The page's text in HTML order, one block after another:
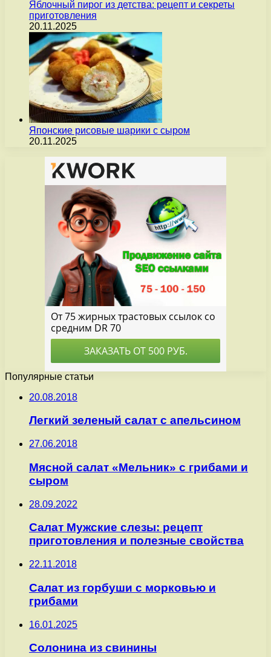
Яблочный пирог из детства: рецепт и секреты
приготовления
20.11.2025
Японские рисовые шарики с сыром
20.11.2025
Популярные статьи
20.08.2018
Легкий зеленый салат с апельсином
27.06.2018
Мясной салат «Мельник» с грибами и
сыром
28.09.2022
Салат Мужские слезы: рецепт
приготовления и полезные свойства
22.11.2018
Салат из горбуши с морковью и
грибами
16.01.2025
Солонина из свинины